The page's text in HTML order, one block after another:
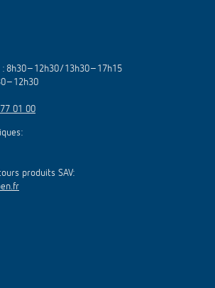
: 8h30–12h30/13h30–17h15
01 00
produits SAV: